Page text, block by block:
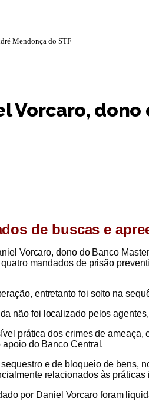
Mendonça do STF
dono
de buscas e
Vorcaro, dono do Banco
mandados de prisão
entretanto foi solto na
não foi localizado pelos
prática dos crimes de
do Banco Central.
e de bloqueio de bens,
relacionados às práticas
por Daniel Vorcaro foram